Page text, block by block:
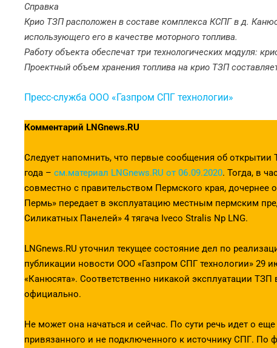
Справка
Крио ТЗП расположен в составе комплекса КСПГ в д.
использующего его в качестве моторного топлива.
Работу объекта обеспечат три технологических модуля:
Проектный объем хранения топлива на крио ТЗП
Пресс-служба ООО «Газпром СПГ технологии»
Комментарий LNGnews.RU
Cледует напомнить, что первые сообщения об
года –см.материал LNGnews.RU от 06.09.2020. Тогда, в
совместно с правительством Пермского края,
Пермь» передает в эксплуатацию местным пермским
Силикатных Панелей» 4 тягача Iveco Stralis Np LNG.
LNGnews.RU уточнил текущее состояние дел по
публикации новости ООО «Газпром СПГ технологии»
«Канюсята». Соответственно никакой эксплуатации
официально.
Не может она начаться и сейчас. По сути речь идет о
привязанного и не подключенного к источнику СПГ. По